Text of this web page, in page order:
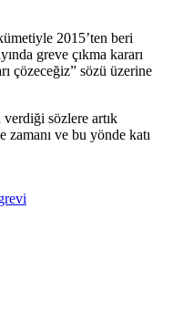
2015’ten beri
greve çıkma kararı
çözeceğiz” sözü üzerine
sözlere artık
ve bu yönde katı